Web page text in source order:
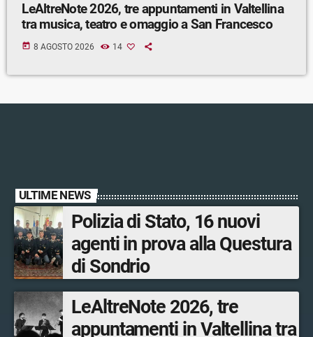
LeAltreNote 2026, tre appuntamenti in Valtellina
tra musica, teatro e omaggio a San Francesco
today 8 AGOSTO 2026 14
ULTIME NEWS
Polizia di Stato, 16 nuovi
agenti in prova alla Questura
di Sondrio
LeAltreNote 2026, tre
appuntamenti in Valtellina tra